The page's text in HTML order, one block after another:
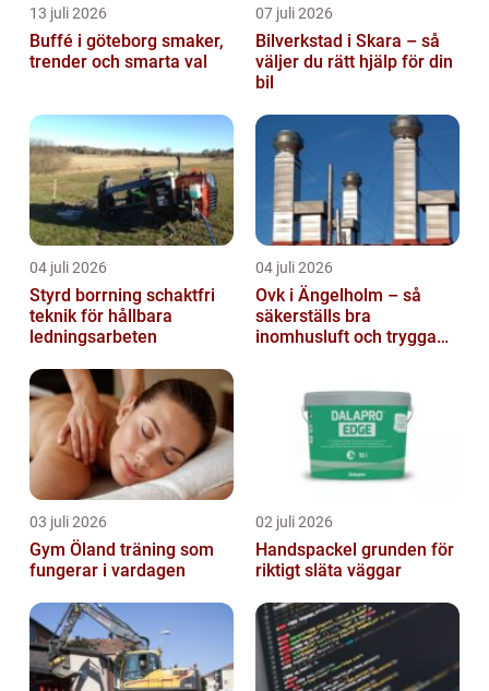
13 juli 2026
Buffé i göteborg smaker,
trender och smarta val
07 juli 2026
Bilverkstad i Skara – så
väljer du rätt hjälp för din
bil
04 juli 2026
Styrd borrning schaktfri
teknik för hållbara
ledningsarbeten
04 juli 2026
Ovk i Ängelholm – så
säkerställs bra
inomhusluft och trygga
03 juli 2026
Gym Öland träning som
fungerar i vardagen
02 juli 2026
Handspackel grunden för
riktigt släta väggar